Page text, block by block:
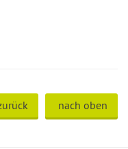
nach oben